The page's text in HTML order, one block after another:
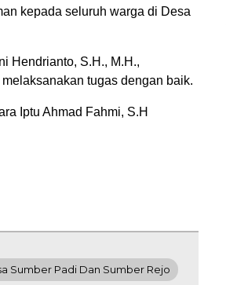
kepada seluruh warga di Desa
Hendrianto, S.H., M.H.,
tugas dengan baik.
Iptu Ahmad Fahmi, S.H
Sumber Padi Dan Sumber Rejo